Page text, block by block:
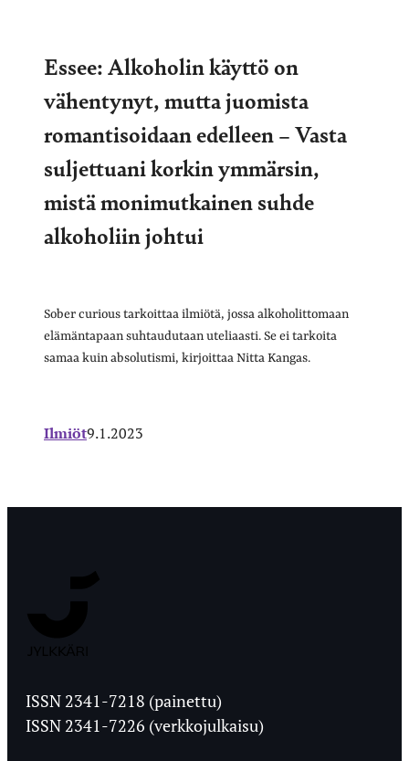
Essee: Alkoholin käyttö on
vähentynyt, mutta juomista
romantisoidaan edelleen – Vasta
suljettuani korkin ymmärsin,
mistä monimutkainen suhde
alkoholiin johtui
Sober curious tarkoittaa ilmiötä, jossa alkoholittomaan
elämäntapaan suhtaudutaan uteliaasti. Se ei tarkoita
samaa kuin absolutismi, kirjoittaa Nitta Kangas.
Ilmiöt9.1.2023
Ylioppilaslehti
ISSN 2341-7218 (painettu)
ISSN 2341-7226 (verkkojulkaisu)